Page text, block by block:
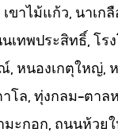
ขาไม้แก้ว, นาเก
ทพประสิทธิ์, โร
, หนองเกตุใหญ่,
โล, ทุ่งกลม-ตา
มะกอก, ถนนห้วย